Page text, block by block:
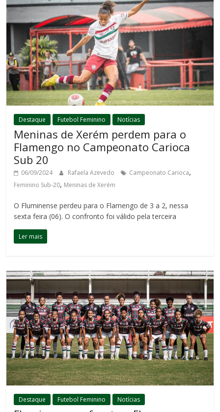
Destaque Futebol Feminino Notícias
Meninas de Xerém perdem para o
Flamengo no Campeonato Carioca
Sub 20
06/09/2024 Rafaela Azevedo Campeonato Carioca,
Feminino Sub-20, Meninas de Xerém
O Fluminense perdeu para o Flamengo de 3 a 2, nessa
sexta feira (06). O confronto foi válido pela terceira
Ler mais
Destaque Futebol Feminino Notícias